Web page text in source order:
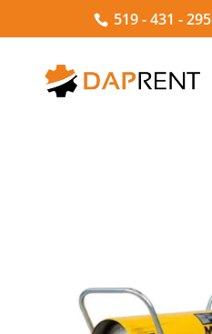
519 - 431 - 295